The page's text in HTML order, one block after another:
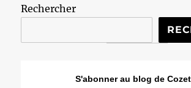
Rechercher
S'abonner au blog de